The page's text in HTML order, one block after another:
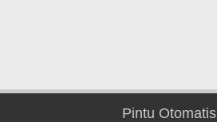
Pintu Otomatis